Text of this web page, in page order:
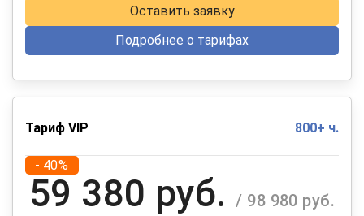
Оставить заявку
Подробнее о тарифах
Тариф VIP 800+ ч.
- 40%
59 380 руб. / 98 980 руб.